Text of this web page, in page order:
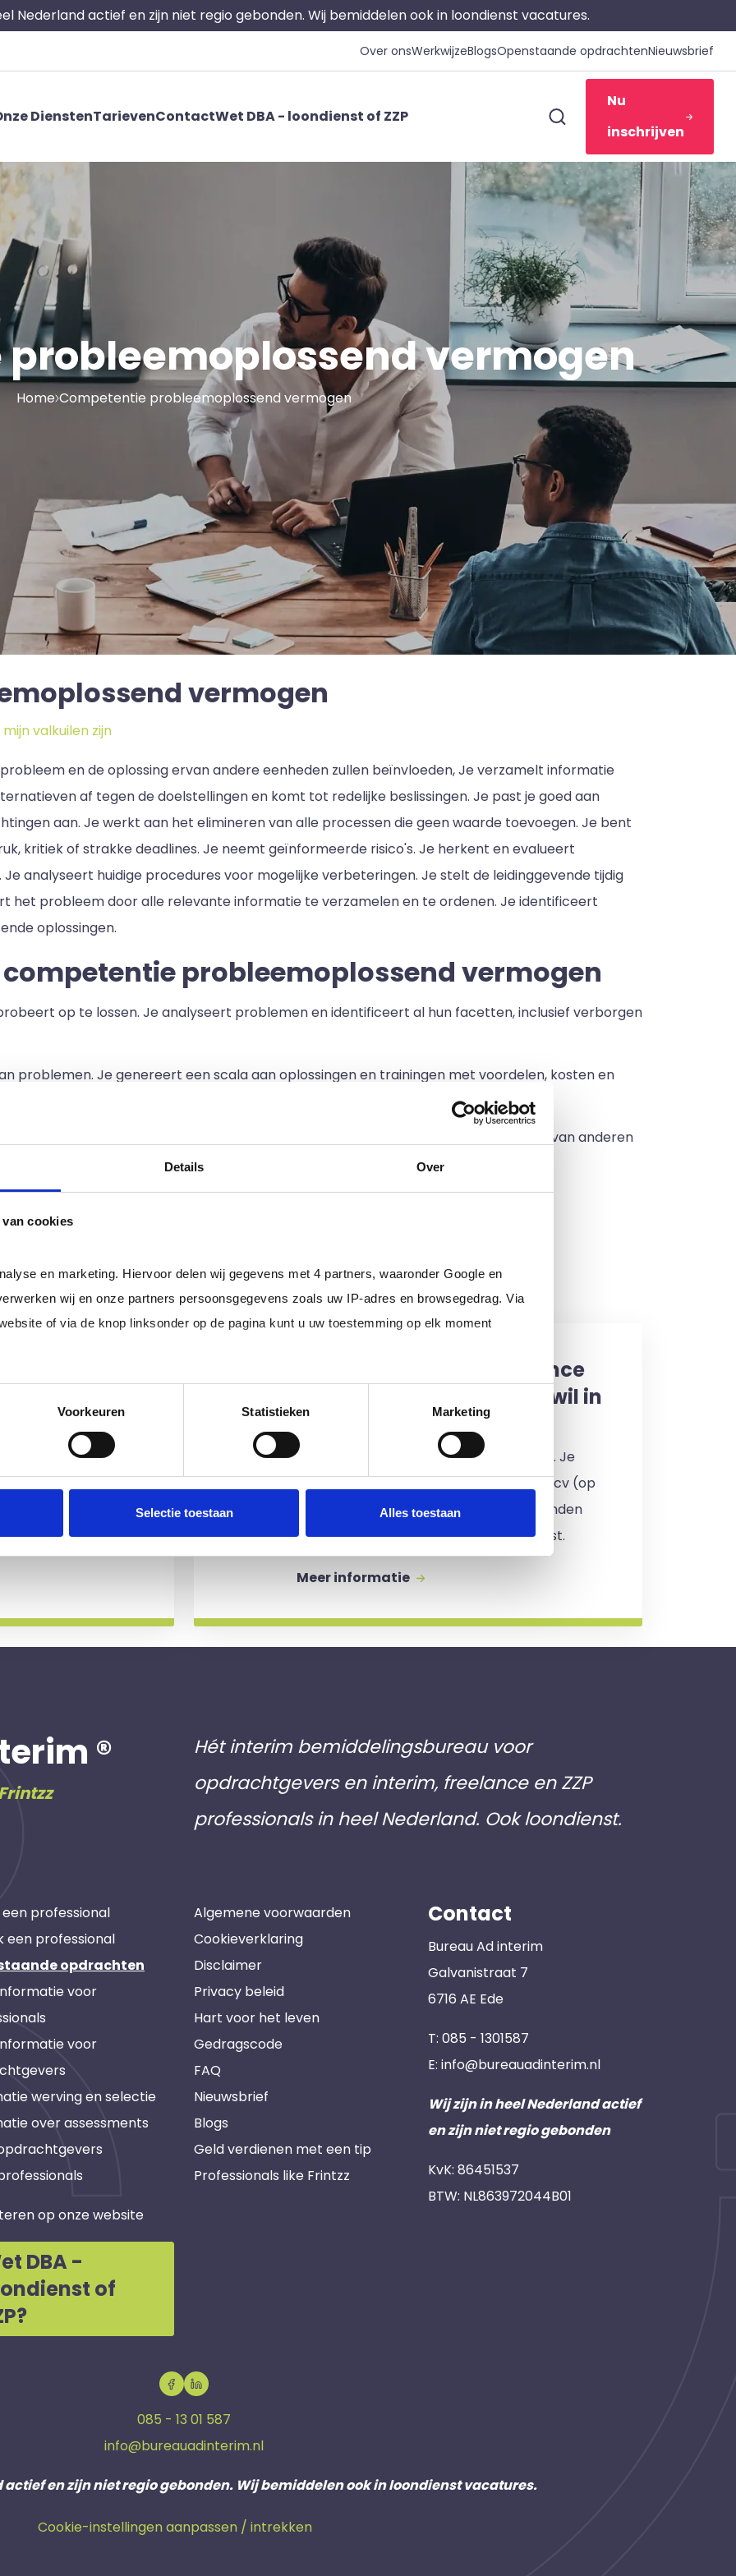
Details Over
cookies
en marketing. Hiervoor delen wij gegevens met 4 partners, waaronder Google en
wij en onze partners persoonsgegevens zoals uw IP-adres en browsegedrag. Via
of via de knop linksonder op de pagina kunt u uw toestemming op elk moment
Voorkeuren Statistieken Marketing
Selectie toestaan Alles toestaan
Nederland actief en zijn niet regio gebonden. Wij bemiddelen ook in loondienst vacatures.
Over onsWerkwijzeBlogsOpenstaande opdrachtenNieuwsbrief
DienstenTarievenContactWet DBA - loondienst of ZZP
Nu
inschrijven
vermogen
Home Competentie probleemoplossend vermogen
vermogen
valkuilen zijn
en de oplossing ervan andere eenheden zullen beïnvloeden, Je verzamelt informatie
af tegen de doelstellingen en komt tot redelijke beslissingen. Je past je goed aan
aan. Je werkt aan het elimineren van alle processen die geen waarde toevoegen. Je bent
kritiek of strakke deadlines. Je neemt geïnformeerde risico's. Je herkent en evalueert
analyseert huidige procedures voor mogelijke verbeteringen. Je stelt de leidinggevende tijdig
het probleem door alle relevante informatie te verzamelen en te ordenen. Je identificeert
oplossingen.
probleemoplossend vermogen
op te lossen. Je analyseert problemen en identificeert al hun facetten, inclusief verborgen
problemen. Je genereert een scala aan oplossingen en trainingen met voordelen, kosten en
en denkt ‘buiten de kaders’ om opties te vinden. Je gebruikt de goede ideeën van anderen
zoekt advies van degenen die soortgelijke problemen hebben opgelost.
de realiteit van waarschijnlijke effecten voordat er verder gegaan wordt.
is geïmplementeerd om het resultaat ervan te bepalen en de effecten ervan.
andere competenties
juiste kandidaten
No match? No pay!
als een
gaat.
Ik ben een interim, freelance
of ZZP professional (of ik wil in
loondienst)
Je schrijft je in door jouw cv te uploaden. Je
krijgt binnen 24 uur een reactie op jouw cv (op
werkdagen). Er zijngeen kosten
verbonden
aan inschrijving en je zit nergens aan vast.
Meer informatie
®
Hét interim bemiddelingsbureau voor
opdrachtgevers en interim, freelance en ZZP
professionals in heel Nederland. Ook loondienst.
professional
een professional
opdrachten
voor
voor
werving en selectie
over assessments
op onze website
DBA -
of
Algemene voorwaarden
Cookieverklaring
Disclaimer
Privacy beleid
Hart voor het leven
Gedragscode
FAQ
Nieuwsbrief
Blogs
Geld verdienen met een tip
Professionals like Frintzz
Contact
Bureau Ad interim
Galvanistraat 7
6716 AE Ede
T: 085 - 1301587
E: info@bureauadinterim.nl
Wij zijn in heel Nederland actief
en zijn niet regio gebonden
KvK: 86451537
BTW: NL863972044B01
085 - 13 01 587
info@bureauadinterim.nl
actief en zijn niet regio gebonden. Wij bemiddelen ook in loondienst vacatures.
Cookie-instellingen aanpassen / intrekken